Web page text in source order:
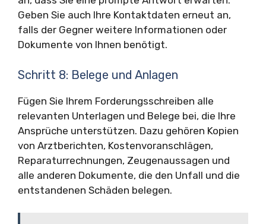
Geben Sie auch Ihre Kontaktdaten erneut an,
falls der Gegner weitere Informationen oder
Dokumente von Ihnen benötigt.
Schritt 8: Belege und Anlagen
Fügen Sie Ihrem Forderungsschreiben alle
relevanten Unterlagen und Belege bei, die Ihre
Ansprüche unterstützen. Dazu gehören Kopien
von Arztberichten, Kostenvoranschlägen,
Reparaturrechnungen, Zeugenaussagen und
alle anderen Dokumente, die den Unfall und die
entstandenen Schäden belegen.